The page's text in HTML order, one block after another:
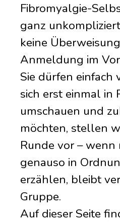
Fibromyalgie-
ganz
keine
Anmeldung im
Sie dürfen einfach
sich erst einmal in
umschauen und
möchten, stellen
Runde vor – wenn
genauso in
erzählen, bleibt
Gruppe.
Auf dieser Seite